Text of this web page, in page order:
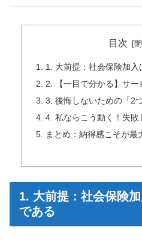
目次
1. 大前提：社会保険加
2. 【一目で分かる】サ
3. 後悔しないための「2
4. 私ならこう動く！失敗
まとめ：納得感こそが最
1. 大前提：社会保険
である